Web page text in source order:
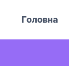
Головна